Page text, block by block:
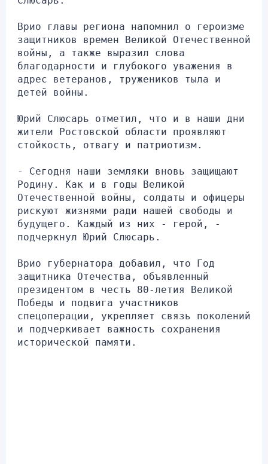
Врио главы региона напомнил о героизме
защитников времен Великой Отечественной
войны, а также выразил слова
благодарности и глубокого уважения в
адрес ветеранов, тружеников тыла и
детей войны.
Юрий Слюсарь отметил, что и в наши дни
жители Ростовской области проявляют
стойкость, отвагу и патриотизм.
- Сегодня наши земляки вновь защищают
Родину. Как и в годы Великой
Отечественной войны, солдаты и офицеры
рискуют жизнями ради нашей свободы и
будущего. Каждый из них - герой, -
подчеркнул Юрий Слюсарь.
Врио губернатора добавил, что Год
защитника Отечества, объявленный
президентом в честь 80-летия Великой
Победы и подвига участников
спецоперации, укрепляет связь поколений
и подчеркивает важность сохранения
исторической памяти.